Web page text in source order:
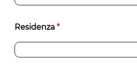
Residenza *